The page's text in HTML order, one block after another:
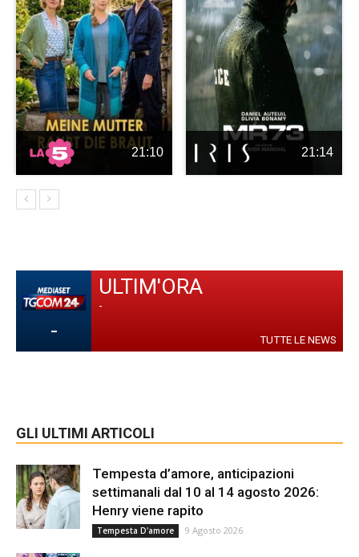
21:10 21:14
-
ULTIM'ORA
-
TUTTE LE NEWS
GLI ULTIMI ARTICOLI
Tempesta d’amore, anticipazioni
settimanali dal 10 al 14 agosto 2026:
Henry viene rapito
Tempesta D'amore 9 Agosto 2026